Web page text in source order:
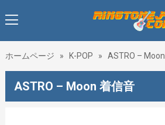
ホームページ » K-POP » ASTRO – Moon
ASTRO – Moon 着信音